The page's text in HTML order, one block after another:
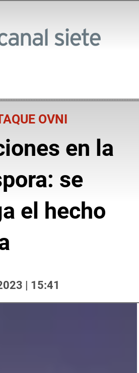
OVNI
en la
se
el hecho
| 15:41